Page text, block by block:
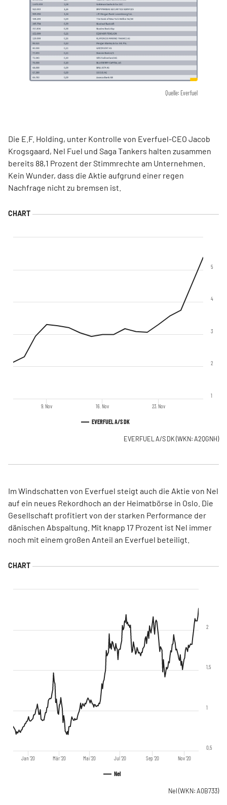
Quelle: Everfuel
Die E.F. Holding, unter Kontrolle von Everfuel-CEO Jacob
Krogsgaard, Nel Fuel und Saga Tankers halten zusammen
bereits 88,1 Prozent der Stimmrechte am Unternehmen.
Kein Wunder, dass die Aktie aufgrund einer regen
Nachfrage nicht zu bremsen ist.
EVERFUEL A/S DK
16. Nov
9. Nov 23. Nov
1
2
3
4
5
EVERFUEL A/S DK (WKN: A2QGNH)
Im Windschatten von Everfuel steigt auch die Aktie von Nel
auf ein neues Rekordhoch an der Heimatbörse in Oslo. Die
Gesellschaft profitiert von der starken Performance der
dänischen Abspaltung. Mit knapp 17 Prozent ist Nel immer
noch mit einem großen Anteil an Everfuel beteiligt.
Nel
Jan '20 Mär '20 Mai '20 Jul '20 Sep '20 Nov '20
0,5
1
1,5
2
Nel (WKN: A0B733)